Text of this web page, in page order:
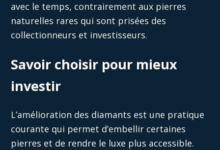
avec le temps, contrairement aux pierres
naturelles rares qui sont prisées des
collectionneurs et investisseurs.
Savoir choisir pour mieux
investir
L’amélioration des diamants est une pratique
courante qui permet d’embellir certaines
pierres et de rendre le luxe plus accessible.